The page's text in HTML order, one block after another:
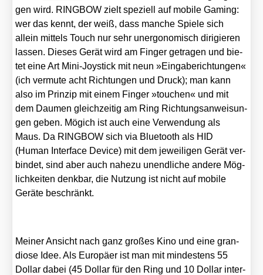
gen wird. RINGBOW zielt spe­zi­ell auf mobi­le Gam­ing:
wer das kennt, der weiß, dass man­che Spie­le sich
allein mit­tels Touch nur sehr uner­go­no­misch diri­gie­ren
las­sen. Die­ses Gerät wird am Fin­ger getra­gen und bie­
tet eine Art Mini-Joy­stick mit neun »Ein­ga­be­rich­tun­gen«
(ich ver­mu­te acht Rich­tun­gen und Druck); man kann
also im Prin­zip mit einem Fin­ger »tou­ch­en« und mit
dem Dau­men gleich­zei­tig am Ring Rich­tungs­an­wei­sun­
gen geben. Mögich ist auch eine Ver­wen­dung als
Maus. Da RINGBOW sich via Blue­tooth als HID
(Human Inter­face Device) mit dem jewei­li­gen Gerät ver­
bin­det, sind aber auch nahe­zu unend­li­che ande­re Mög­
lich­kei­ten denk­bar, die Nut­zung ist nicht auf mobi­le
Gerä­te beschränkt.
Mei­ner Ansicht nach ganz gro­ßes Kino und eine gran­
dio­se Idee. Als Euro­pä­er ist man mit min­des­tens 55
Dol­lar dabei (45 Dol­lar für den Ring und 10 Dol­lar inter­